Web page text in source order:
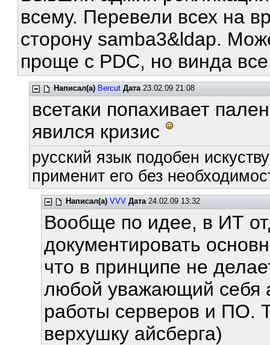
всему. Перевели всех на
сторону samba3&ldap.
проще с PDC, но винда
Написал(а) Bercut Дата23.02.09 21:08
всетаки попахивает
явился кризис
русский язык подобен
применит его без
Написал(а) VVV Дата24.02.09 13:32
Вообще по идее, в ИТ
документировать
что в принципе не
любой уважающий себя
работы серверов и ПО.
верхушку айсберга)